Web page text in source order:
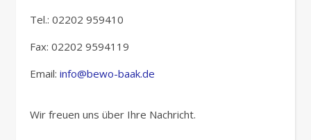
Tel.: 02202 959410
Fax: 02202 9594119
Email: info@bewo-baak.de
Wir freuen uns über Ihre Nachricht.